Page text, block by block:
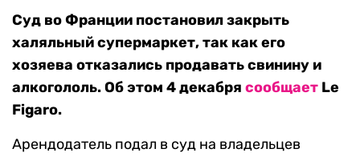
Суд во Франции постановил закрыть
халяльный супермаркет, так как его
хозяева отказались продавать свинину и
алкогололь. Об этом 4 декабря сообщает Le
Figaro.
Арендодатель подал в суд на владельцев